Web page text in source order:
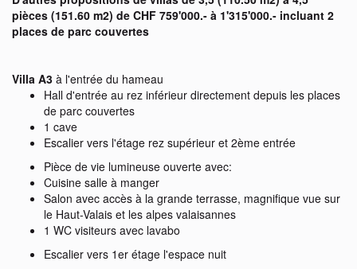
pièces (151.60 m2) de CHF 759'000.- à 1'315'000.- incluant 2
places de parc couvertes
Villa A3 à l'entrée du hameau
Hall d'entrée au rez inférieur directement depuis les places
de parc couvertes
1 cave
Escalier vers l'étage rez supérieur et 2ème entrée
Pièce de vie lumineuse ouverte avec:
Cuisine salle à manger
Salon avec accès à la grande terrasse, magnifique vue sur
le Haut-Valais et les alpes valaisannes
1 WC visiteurs avec lavabo
Escalier vers 1er étage l'espace nuit